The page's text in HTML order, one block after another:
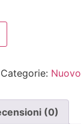
Categorie: Nuovo
(0)